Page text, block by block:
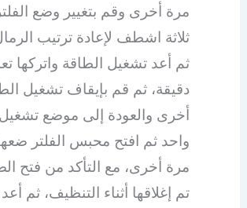
مرة أخرى وقم بتغيير وضع
ثلاثة اشطف لإعادة ترتيب
دقيقة، ثم قم بإيقاف تشغيل
أخرى والعودة إلى موضع
واحد ثم افتح محبس الفلتر
مرة أخرى، مع التأكد من فتح
تم إغلاقها أثناء التنظيف، ثم